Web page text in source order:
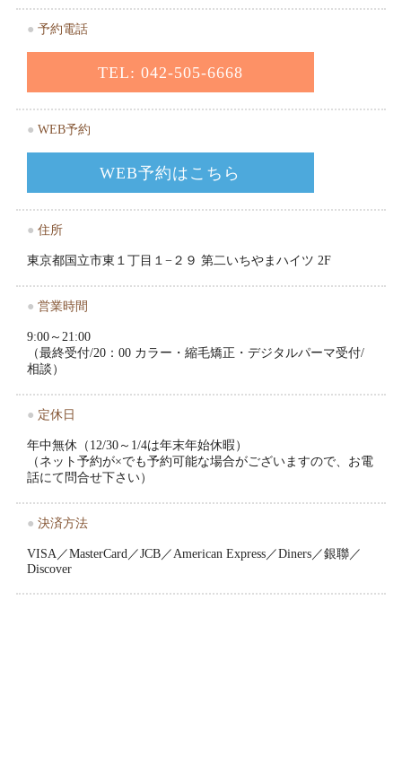
● 予約電話
TEL: 042-505-6668
● WEB予約
WEB予約はこちら
● 住所
東京都国立市東１丁目１−２９ 第二いちやまハイツ 2F
● 営業時間
9:00～21:00
（最終受付/20：00 カラー・縮毛矯正・デジタルパーマ受付/
相談）
● 定休日
年中無休（12/30～1/4は年末年始休暇）
（ネット予約が×でも予約可能な場合がございますので、お電
話にて問合せ下さい）
● 決済方法
VISA／MasterCard／JCB／American Express／Diners／銀聯／
Discover